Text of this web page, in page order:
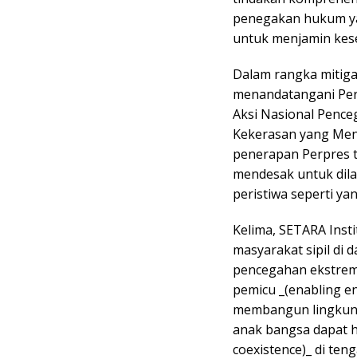
penegakan hukum
untuk menjamin
Dalam rangka
menandatangani
Aksi Nasional
Kekerasan yang
penerapan Perpres
mendesak untuk
peristiwa seperti
Kelima, SETARA
masyarakat sipil di
pencegahan
pemicu _(enabling
membangun
anak bangsa dapat
coexistence)_ di